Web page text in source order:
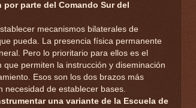
parte del Comando Sur del
mecanismos bilaterales de
pueda. La presencia física permanente
Pero lo prioritario para ellos es el
permiten la instrucción y diseminación
Esos son los dos brazos más
necesidad de establecer bases.
una variante de la Escuela de